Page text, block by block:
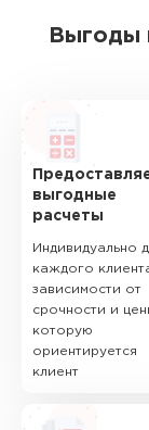
Выгоды
выгодные
расчеты
Индивидуально
каждого
зависимости от
срочности и
которую
ориентируется
клиент